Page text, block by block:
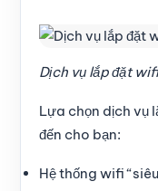
Dịch vụ lắp đặt
Lựa chọn dịch vụ
đến cho bạn:
Hệ thống wifi